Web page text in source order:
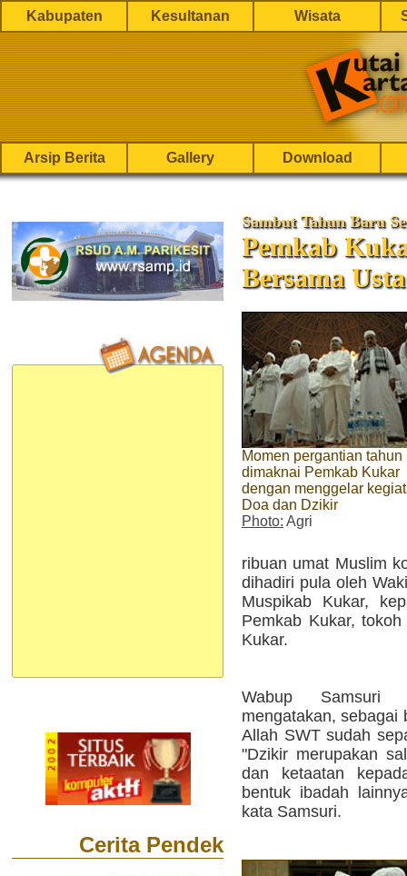
Kabupaten Kesultanan Wisata
Arsip Berita Gallery Download
Cerita Pendek
Sambut Tahun Baru
Pemkab
Bersama
Momen pergantian tahun
dimaknai Pemkab Kukar
dengan menggelar
Doa dan Dzikir
Photo: Agri
ribuan umat Muslim
dihadiri pula oleh
Muspikab Kukar,
Pemkab Kukar,
Kukar.
Wabup Samsuri
mengatakan, sebagai
Allah SWT sudah
"Dzikir merupakan
dan ketaatan
bentuk ibadah
kata Samsuri.